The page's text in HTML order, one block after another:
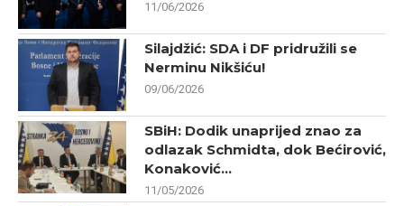
11/06/2026
Silajdžić: SDA i DF pridružili se
Nerminu Nikšiću!
09/06/2026
SBiH: Dodik unaprijed znao za
odlazak Schmidta, dok Bećirović,
Konaković...
11/05/2026